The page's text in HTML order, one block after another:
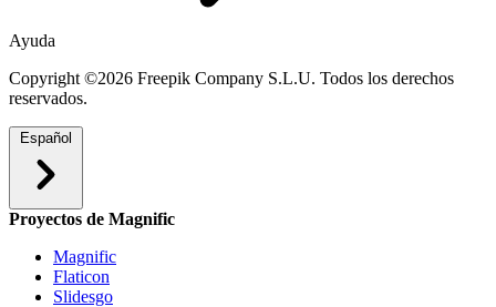
Ayuda
Copyright ©2026 Freepik Company S.L.U. Todos los derechos
reservados.
Español
Proyectos de Magnific
Magnific
Flaticon
Slidesgo